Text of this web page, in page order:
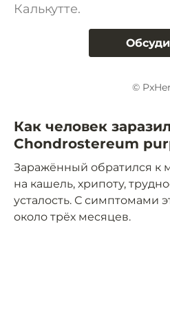
Калькутте.
©
Как человек
Chondrostereum
Заражённый обратился к
на кашель, хрипоту,
усталость. С симптомами
около трёх месяцев.